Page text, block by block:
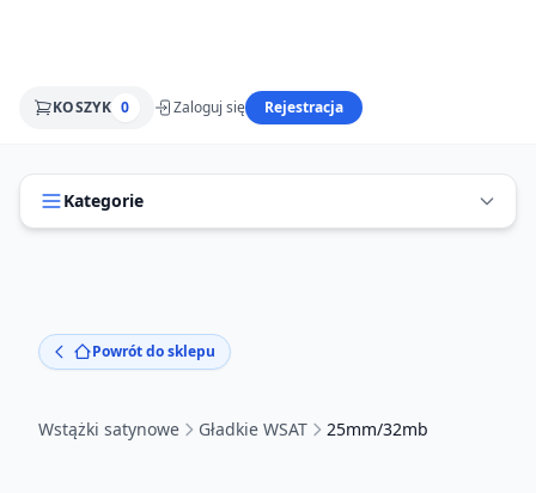
KOSZYK 0 Zaloguj się Rejestracja
Kategorie
Powrót do sklepu
Wstążki satynowe Gładkie WSAT 25mm/32mb